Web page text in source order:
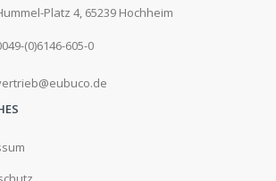
Platz 4, 65239 Hochheim
(0)6146-605-0